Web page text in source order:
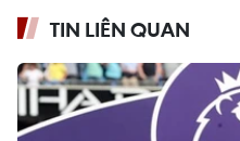
TIN LIÊN QUAN